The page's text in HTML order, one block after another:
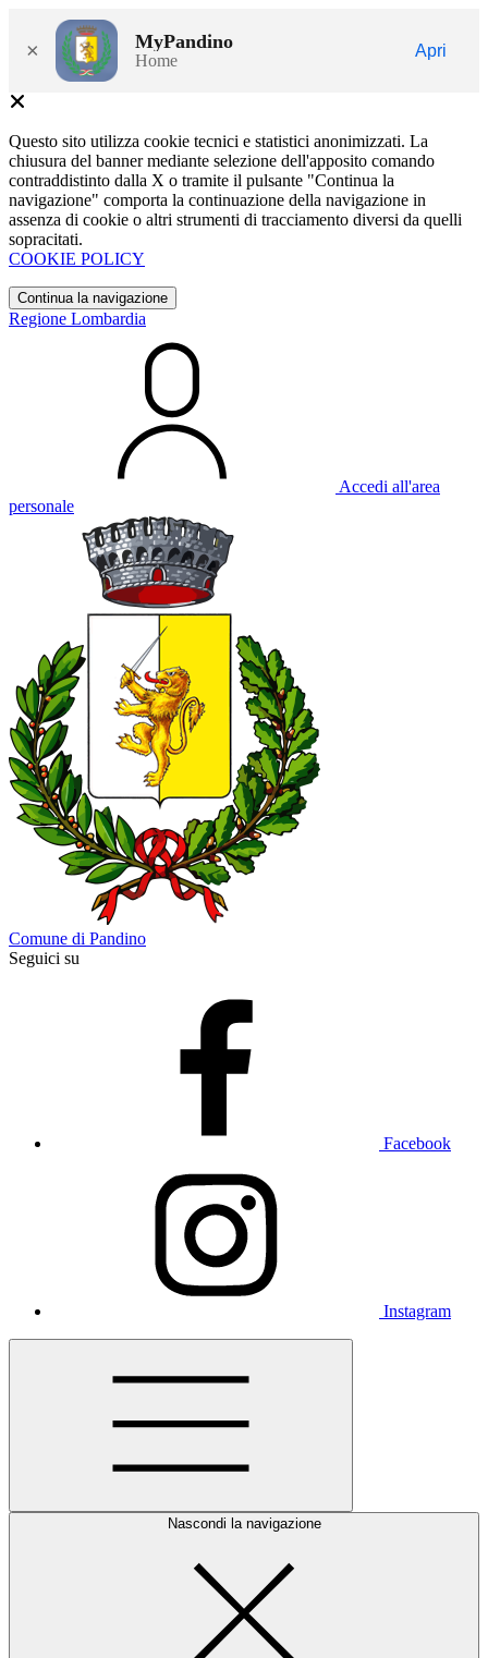
× MyPandino
Home
Apri
Questo sito utilizza cookie tecnici e statistici anonimizzati. La
chiusura del banner mediante selezione dell'apposito comando
contraddistinto dalla X o tramite il pulsante "Continua la
navigazione" comporta la continuazione della navigazione in
assenza di cookie o altri strumenti di tracciamento diversi da quelli
sopracitati.
COOKIE POLICY
Continua la navigazione
Regione Lombardia
Accedi all'area
personale
Comune di Pandino
Seguici su
Facebook
Instagram
Nascondi la navigazione